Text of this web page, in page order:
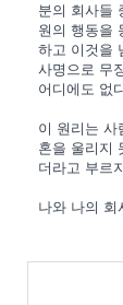
분의 회사들
원의 행동을
하고 이것을
사명으로 무
어디에도 없
이 원리는 사
혼을 울리지
더라고 부르
나와 나의 회